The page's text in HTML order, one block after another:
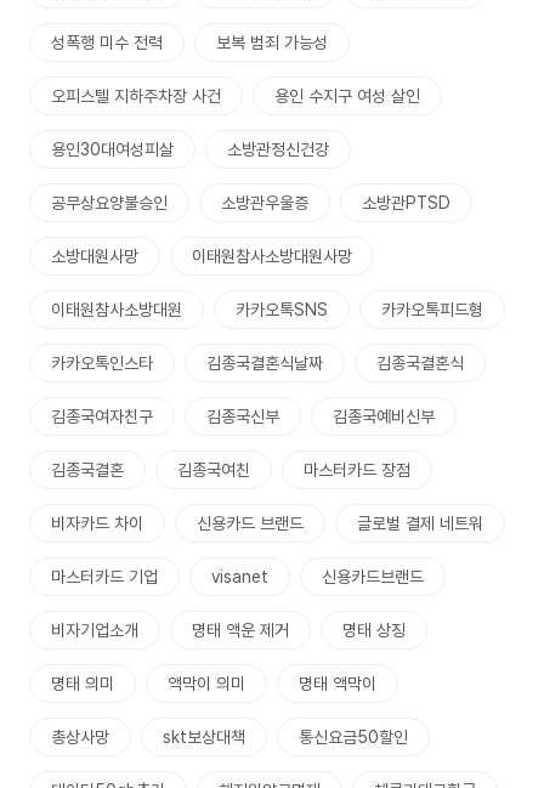
성폭행 미수 전력 보복 범죄 가능성
오피스텔 지하주차장 사건 용인 수지구 여성 살인
용인30대여성피살 소방관정신건강
공무상요양불승인 소방관우울증 소방관PTSD
소방대원사망 이태원참사소방대원사망
이태원참사소방대원 카카오톡SNS 카카오톡피드형
카카오톡인스타 김종국결혼식날짜 김종국결혼식
김종국여자친구 김종국신부 김종국예비신부
김종국결혼 김종국여친 마스터카드 장점
비자카드 차이 신용카드 브랜드 글로벌 결제 네트워
마스터카드 기업 visanet 신용카드브랜드
비자기업소개 명태 액운 제거 명태 상징
명태 의미 액막이 의미 명태 액막이
총상사망 skt보상대책 통신요금50할인